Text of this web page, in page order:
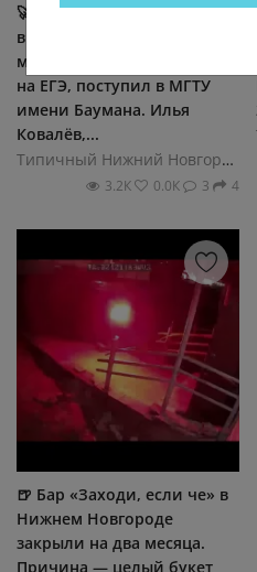
🚀 Нижегородский
выпускник, набравший
максимальные 300 баллов
на ЕГЭ, поступил в МГТУ
имени Баумана. Илья
Ковалёв,...
Типичный Нижний Новгород
3.2К 0.0К 3 4
🍺 Бар «Заходи, если че» в
Нижнем Новгороде
закрыли на два месяца.
Причина — целый букет